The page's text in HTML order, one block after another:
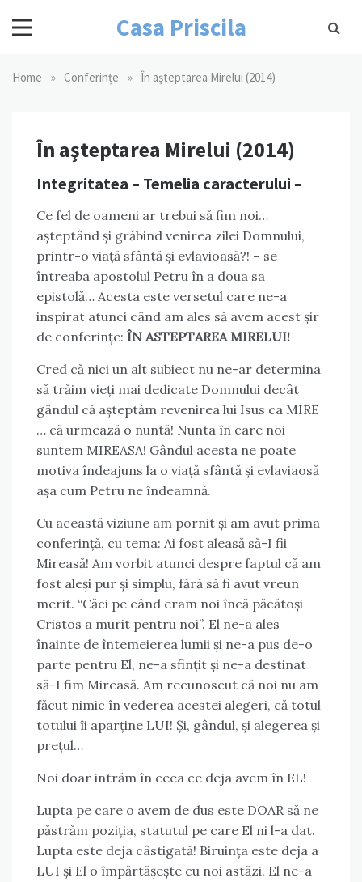
content
Casa Priscila
Home » Conferințe » În aşteptarea Mirelui (2014)
În aşteptarea Mirelui (2014)
Integritatea – Temelia caracterului –
Ce fel de oameni ar trebui să fim noi…
așteptând și grăbind venirea zilei Domnului,
printr-o viață sfântă și evlavioasă?! – se
întreaba apostolul Petru în a doua sa
epistolă… Acesta este versetul care ne-a
inspirat atunci când am ales să avem acest șir
de conferințe: ÎN ASTEPTAREA MIRELUI!
Cred că nici un alt subiect nu ne-ar determina
să trăim vieți mai dedicate Domnului decât
gândul că așteptăm revenirea lui Isus ca MIRE
… că urmează o nuntă! Nunta în care noi
suntem MIREASA! Gândul acesta ne poate
motiva îndeajuns la o viață sfântă și evlaviaosă
așa cum Petru ne îndeamnă.
Cu această viziune am pornit și am avut prima
conferință, cu tema: Ai fost aleasă să-I fii
Mireasă! Am vorbit atunci despre faptul că am
fost aleși pur și simplu, fără să fi avut vreun
merit. “Căci pe când eram noi încă păcătoși
Cristos a murit pentru noi”. El ne-a ales
înainte de întemeierea lumii și ne-a pus de-o
parte pentru El, ne-a sfințit și ne-a destinat
să-I fim Mireasă. Am recunoscut că noi nu am
făcut nimic în vederea acestei alegeri, că totul
totului îi aparține LUI! Și, gândul, și alegerea și
prețul…
Noi doar intrăm în ceea ce deja avem în EL!
Lupta pe care o avem de dus este DOAR să ne
păstrăm poziția, statutul pe care El ni l-a dat.
Lupta este deja câstigată! Biruința este deja a
LUI și El o împărtășește cu noi astăzi. El ne-a